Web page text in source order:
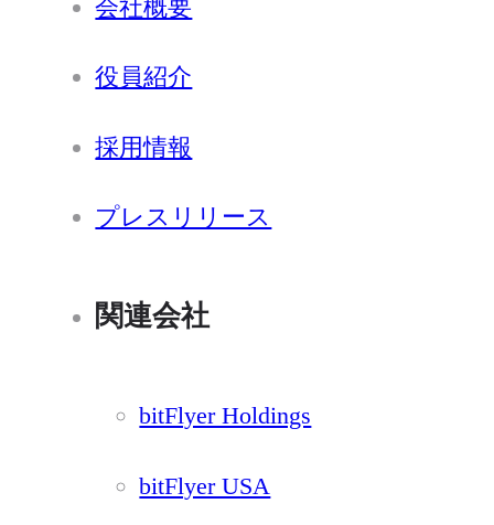
会社概要
役員紹介
採用情報
プレスリリース
関連会社
bitFlyer Holdings
bitFlyer USA